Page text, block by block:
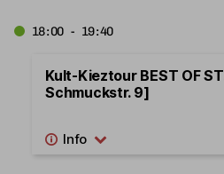
18:00 - 19:40
Kult-Kieztour BEST OF
Schmuckstr. 9]